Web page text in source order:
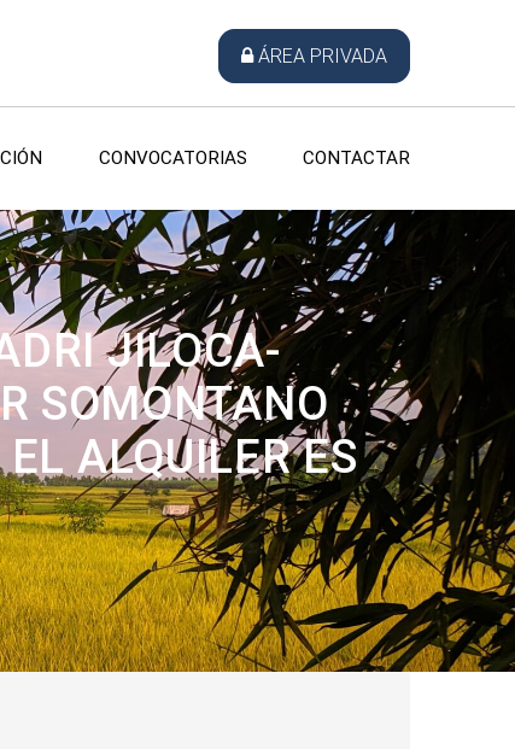
ÁREA PRIVADA
CONVOCATORIAS CONTACTAR
JILOCA-
SOMONTANO
ALQUILER ES